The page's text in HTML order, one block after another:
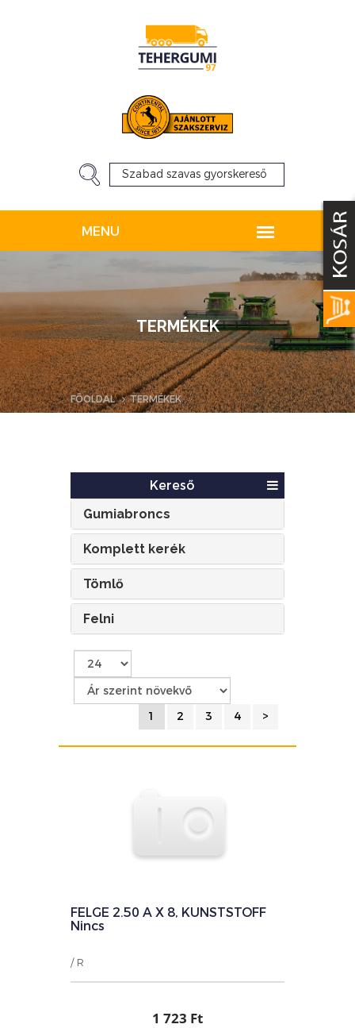
TERMÉKEK
FŐOLDAL TERMÉKEK
Kereső
Gumiabroncs
Komplett kerék
Tömlő
Felni
1
FELGE 2.50 A X 8, KUNSTSTOFF
Nincs
/ R
1 723 Ft